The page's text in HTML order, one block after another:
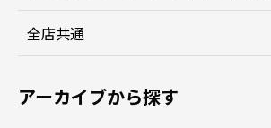
全店共通
アーカイブから探す